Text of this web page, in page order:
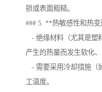
损或表面粗糙。
### 5. **热敏感性和热
- 绝缘材料（尤其是塑
产生的热量而发生软化、
- 需要采用冷却措施（
工温度。